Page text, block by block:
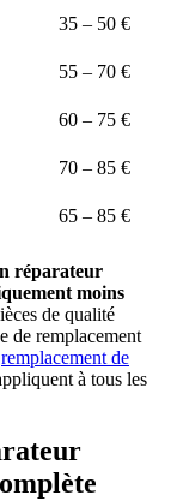
35 – 50 €
55 – 70 €
60 – 75 €
70 – 85 €
65 – 85 €
réparateur
moins
de qualité
de remplacement
remplacement de
à tous les